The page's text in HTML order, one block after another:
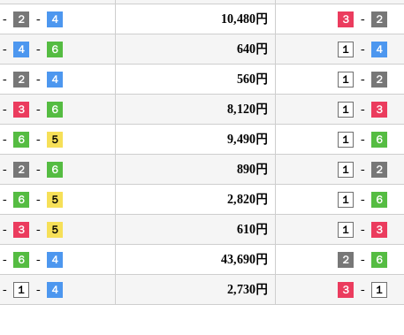
- ２ - ４ 10,480円 ３ - ２
- ４ - ６ 640円 １ - ４
- ２ - ４ 560円 １ - ２
- ３ - ６ 8,120円 １ - ３
- ６ - ５ 9,490円 １ - ６
- ２ - ６ 890円 １ - ２
- ６ - ５ 2,820円 １ - ６
- ３ - ５ 610円 １ - ３
- ６ - ４ 43,690円 ２ - ６
- １ - ４ 2,730円 ３ - １